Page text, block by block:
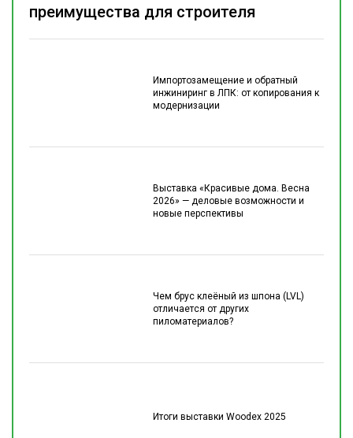
Импортозамещение и обратный
инжиниринг в ЛПК: от копирования к
модернизации
Выставка «Красивые дома. Весна
2026» — деловые возможности и
новые перспективы
Чем брус клеёный из шпона (LVL)
отличается от других
пиломатериалов?
Итоги выставки Woodex 2025
преимущества для строителя